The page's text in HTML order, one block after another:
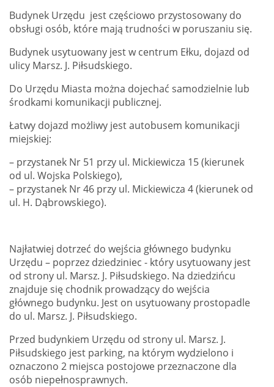
Budynek Urzędu jest częściowo przystosowany do
obsługi osób, które mają trudności w poruszaniu się.
Budynek usytuowany jest w centrum Ełku, dojazd od
ulicy Marsz. J. Piłsudskiego.
Do Urzędu Miasta można dojechać samodzielnie lub
środkami komunikacji publicznej.
Łatwy dojazd możliwy jest autobusem komunikacji
miejskiej:
– przystanek Nr 51 przy ul. Mickiewicza 15 (kierunek
od ul. Wojska Polskiego),
– przystanek Nr 46 przy ul. Mickiewicza 4 (kierunek od
ul. H. Dąbrowskiego).
Najłatwiej dotrzeć do wejścia głównego budynku
Urzędu – poprzez dziedziniec - który usytuowany jest
od strony ul. Marsz. J. Piłsudskiego. Na dziedzińcu
znajduje się chodnik prowadzący do wejścia
głównego budynku. Jest on usytuowany prostopadle
do ul. Marsz. J. Piłsudskiego.
Przed budynkiem Urzędu od strony ul. Marsz. J.
Piłsudskiego jest parking, na którym wydzielono i
oznaczono 2 miejsca postojowe przeznaczone dla
osób niepełnosprawnych.